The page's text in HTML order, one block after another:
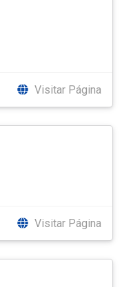
Visitar Página
Visitar Página